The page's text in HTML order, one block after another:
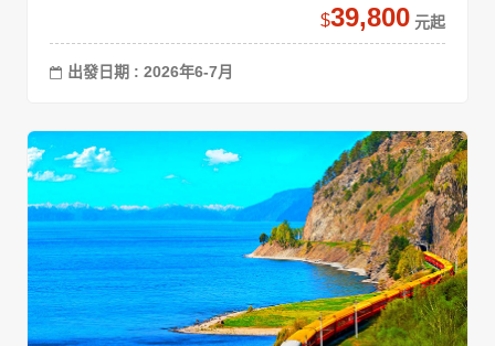
$39,800
出發日期 : 2026年6-7月